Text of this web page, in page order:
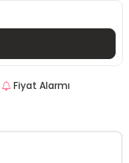
Fiyat Alarmı